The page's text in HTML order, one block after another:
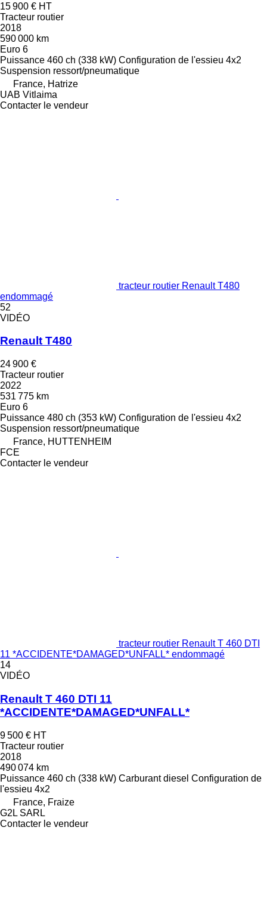
15 900 € HT
Tracteur routier
2018
590 000 km
Euro 6
Puissance 460 ch (338 kW) Configuration de l'essieu 4x2
Suspension ressort/pneumatique
France, Hatrize
UAB Vitlaima
Contacter le vendeur
tracteur routier Renault T480
endommagé
52
VIDÉO
Renault T480
24 900 €
Tracteur routier
2022
531 775 km
Euro 6
Puissance 480 ch (353 kW) Configuration de l'essieu 4x2
Suspension ressort/pneumatique
France, HUTTENHEIM
FCE
Contacter le vendeur
tracteur routier Renault T 460 DTI
11 *ACCIDENTE*DAMAGED*UNFALL* endommagé
14
VIDÉO
Renault T 460 DTI 11
*ACCIDENTE*DAMAGED*UNFALL*
9 500 € HT
Tracteur routier
2018
490 074 km
Puissance 460 ch (338 kW) Carburant diesel Configuration de
l'essieu 4x2
France, Fraize
G2L SARL
Contacter le vendeur